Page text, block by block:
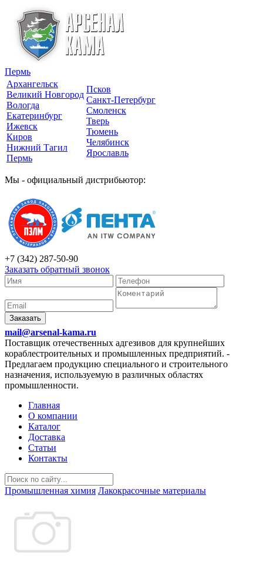
Пермь
Архангельск
Великий Новгород
Вологда
Екатеринбург
Ижевск
Киров
Нижний Тагил
Пермь
Псков
Санкт-Петербург
Смоленск
Тверь
Тюмень
Челябинск
Ярославль
Мы - официальный дистрибьютор:
+7 (342) 287-50-90
Заказать обратный звонок
Заказать
mail@arsenal-kama.ru
Поставщик отечественных адгезивов для крупнейших
кораблестроительных и промышленных предприятий. -
Предлагаем продукцию специального и строительного
назначения, используемую в различных областях
промышленности.
Главная
О компании
Каталог
Доставка
Статьи
Контакты
Промышленная химия Лакокрасочные материалы